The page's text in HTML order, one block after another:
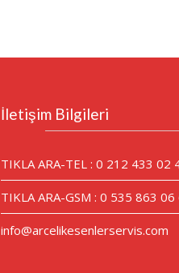
İletişim Bilgileri
TIKLA ARA-TEL : 0 212 433 02
TIKLA ARA-GSM : 0 535 863 06
info@arcelikesenlerservis.com